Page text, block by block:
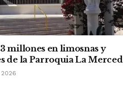
millones en limosnas y
de la Parroquia La Merced
2026